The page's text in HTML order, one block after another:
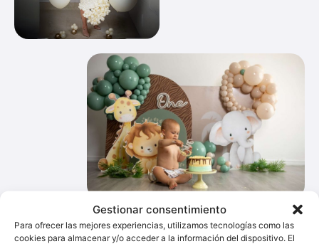
Gestionar consentimiento
Para ofrecer las mejores experiencias, utilizamos tecnologías como las
cookies para almacenar y/o acceder a la información del dispositivo. El